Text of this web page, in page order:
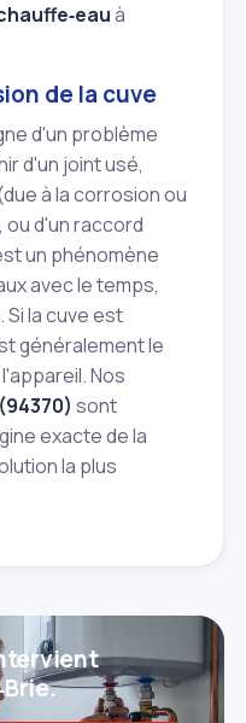
à
de la cuve
d'un problème
d'un joint usé,
à la corrosion ou
d'un raccord
un phénomène
avec le temps,
la cuve est
généralement le
Nos
sont
exacte de la
la plus